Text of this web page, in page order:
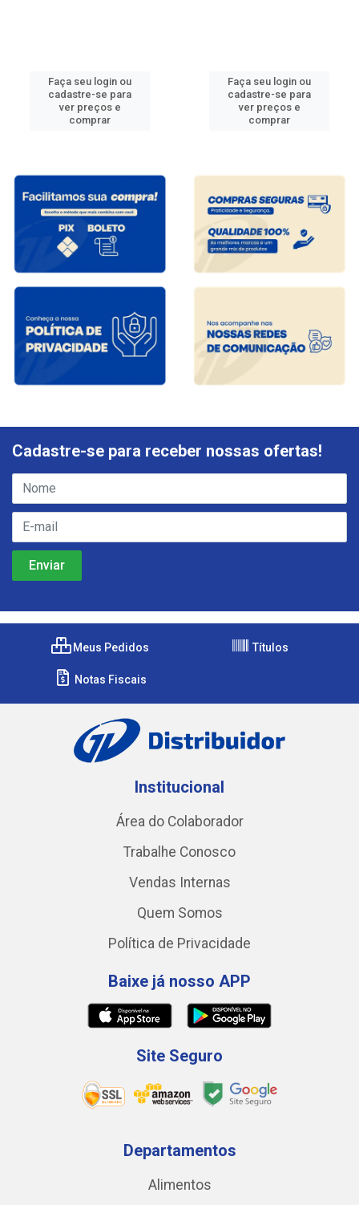
Faça seu login ou
cadastre-se para
ver preços e
comprar
Faça seu login ou
cadastre-se para
ver preços e
comprar
Cadastre-se para receber nossas ofertas!
Meus Pedidos Títulos
Notas Fiscais
Institucional
Área do Colaborador
Trabalhe Conosco
Vendas Internas
Quem Somos
Política de Privacidade
Baixe já nosso APP
Site Seguro
Departamentos
Alimentos